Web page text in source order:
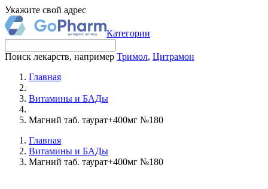
Укажите свой адрес
Категории
Поиск лекарств, например Тримол, Цитрамон
Главная
Витамины и БАДы
Магний таб. таурат+400мг №180
Главная
Витамины и БАДы
Магний таб. таурат+400мг №180